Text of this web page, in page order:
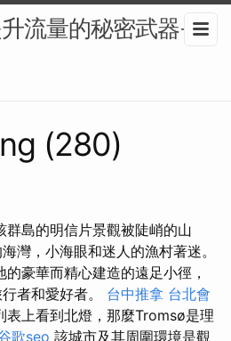
流量的秘密武器-
(280)
群島的明信片景觀被陡峭的山
灣，小海眼和迷人的漁村著迷。
的豪華而精心建造的遠足小徑，
者和愛好者。 台中推拿 台北會
表上看到北燈，那麼Tromsø是理
歌seo 該城市及其周圍環境是觀